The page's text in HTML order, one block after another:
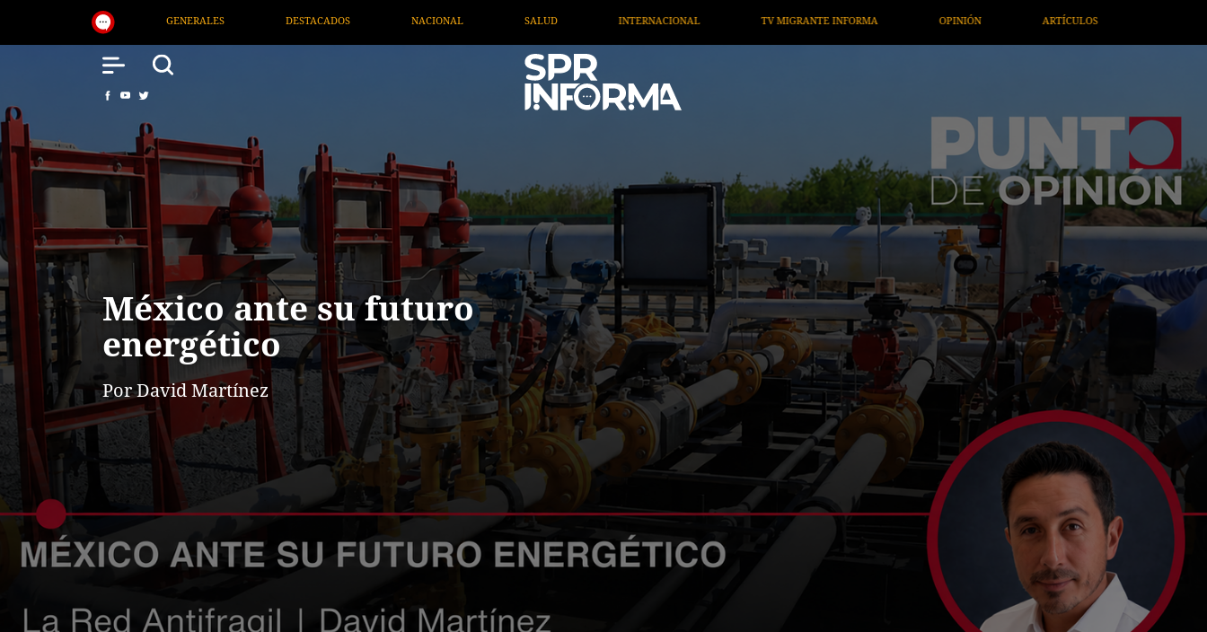
DESTACADOS NACIONAL SALUD INTERNACIONAL TV MIGRANTE INFORMA OPINIÓN ARTÍCULOS ARTE / ENTRETENIMIENTO
México ante su futuro
energético
Por David Martínez